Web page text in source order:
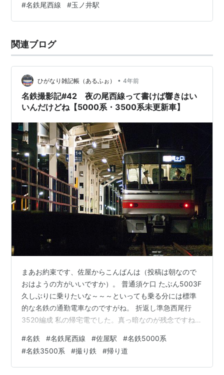
名鉄尾西線 今回は尾西線のうち、まだ乗ったことのない
名鉄一宮ー玉ノ井間を乗ることにしました。 尾西線は弥
島 ー 名鉄一宮間は乗ったことがあります。 名鉄一宮ー
玉ノ井間は5.6㎞、途中に西一宮、開明、奥町の駅があ
#名鉄尾西線 #玉ノ井駅
関連ブログ
ひがなり雑記帳（あるふぉ） • 4年前
名鉄撮影記#42 夜の尾西線って書けば響きはい
いんだけどね【5000系・3500系未更新車】
まあお約束です、佐屋からこんばんは（投稿は朝なので
おはようの方がいいですか）。 普通須ケ口 たぶん5003F
久しぶりに乗りたいな～～～といっても乗る分には標準
的な名鉄の通勤電車なのですがね。 折返し準急西尾行
3520編成 私の帰宅電でした。真っ暗なのが残念ですね。
が、この日に乗車した際も速達性に優れていて大変楽に
帰宅させていただきました。未更新車ということで東洋
GTOの音色をしっかりと堪能できたのも大変ありがたい
#名鉄 #名鉄尾西線 #佐屋駅 #名鉄5000系
#名鉄3500系 #撮り鉄 #帰り道